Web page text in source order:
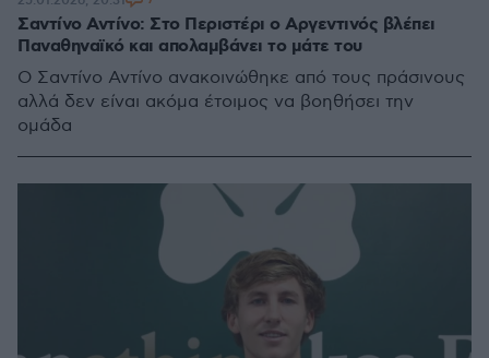
Σαντίνο Αντίνο: Στο Περιστέρι ο Αργεντινός βλέπει
Παναθηναϊκό και απολαμβάνει το μάτε του
Ο Σαντίνο Αντίνο ανακοινώθηκε από τους πράσινους
αλλά δεν είναι ακόμα έτοιμος να βοηθήσει την
ομάδα